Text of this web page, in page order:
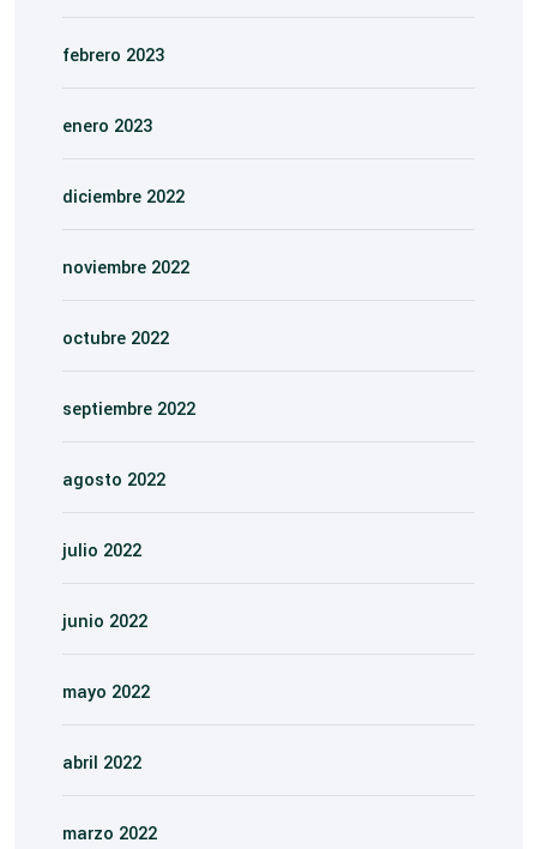
febrero 2023
enero 2023
diciembre 2022
noviembre 2022
octubre 2022
septiembre 2022
agosto 2022
julio 2022
junio 2022
mayo 2022
abril 2022
marzo 2022